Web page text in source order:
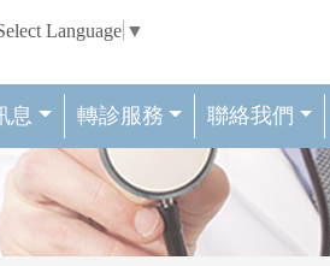
Language ▼
息 轉診服務 聯絡我們